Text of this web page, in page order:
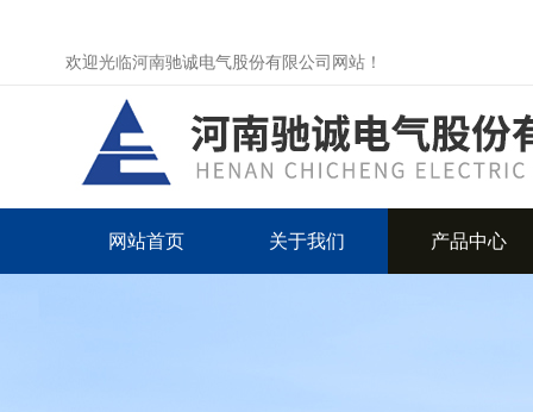
欢迎光临河南驰诚电气股份有限公司网站！
网站首页 关于我们 产品中心